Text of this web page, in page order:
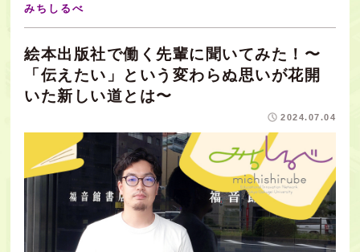
みちしるべ
絵本出版社で働く先輩に聞いてみた！〜
「伝えたい」という変わらぬ思いが花開
いた新しい道とは〜
2024.07.04